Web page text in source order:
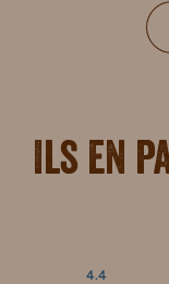
Ils en
4.4